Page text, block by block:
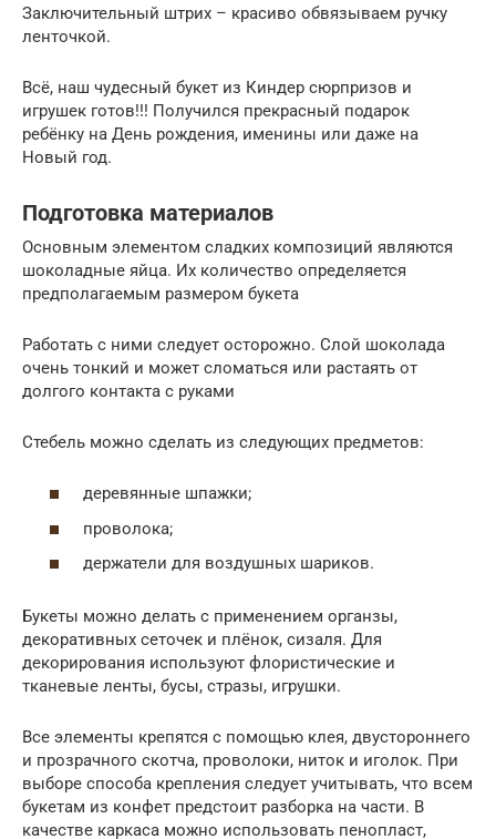
Заключительный штрих – красиво обвязываем ручку
ленточкой.
Всё, наш чудесный букет из Киндер сюрпризов и
игрушек готов!!! Получился прекрасный подарок
ребёнку на День рождения, именины или даже на
Новый год.
Подготовка материалов
Основным элементом сладких композиций являются
шоколадные яйца. Их количество определяется
предполагаемым размером букета
Работать с ними следует осторожно. Слой шоколада
очень тонкий и может сломаться или растаять от
долгого контакта с руками
Стебель можно сделать из следующих предметов:
деревянные шпажки;
проволока;
держатели для воздушных шариков.
Букеты можно делать с применением органзы,
декоративных сеточек и плёнок, сизаля. Для
декорирования используют флористические и
тканевые ленты, бусы, стразы, игрушки.
Все элементы крепятся с помощью клея, двустороннего
и прозрачного скотча, проволоки, ниток и иголок. При
выборе способа крепления следует учитывать, что всем
букетам из конфет предстоит разборка на части. В
качестве каркаса можно использовать пенопласт,